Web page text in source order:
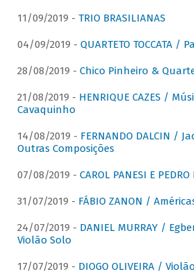
11/09/2019 - TRIO BRASILIANAS
04/09/2019 - QUARTETO TOCCATA /
28/08/2019 - Chico Pinheiro &
21/08/2019 - HENRIQUE CAZES /
Cavaquinho
14/08/2019 - FERNANDO DALCIN /
Outras Composições
07/08/2019 - CAROL PANESI E
31/07/2019 - FÁBIO ZANON /
24/07/2019 - DANIEL MURRAY /
Violão Solo
17/07/2019 - DIOGO OLIVEIRA /